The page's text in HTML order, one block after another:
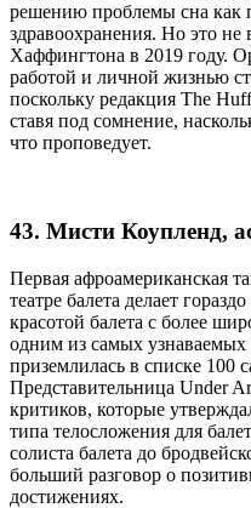
решению проблемы сна как
здравоохранения. Но это не
Хаффингтона в 2019 году.
работой и личной жизнью
поскольку редакция The
ставя под сомнение,
что проповедует.
43. Мисти Коупленд,
Первая афроамериканская
театре балета делает
красотой балета с более
одним из самых узнаваемых
приземлилась в списке 100
Представительница Under
критиков, которые
типа телосложения для
солиста балета до
больший разговор о
достижениях.